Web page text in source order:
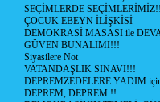
SEÇİMLERDE
ÇOCUK EBEYN İLİŞKİSİ
DEMOKRASİ MASASI ile
GÜVEN BUNALIMI!!!
Siyasilere Not
VATANDAŞLIK SINAVI!!!
DEPREMZEDELERE YADIM
DEPREM, DEPREM !!